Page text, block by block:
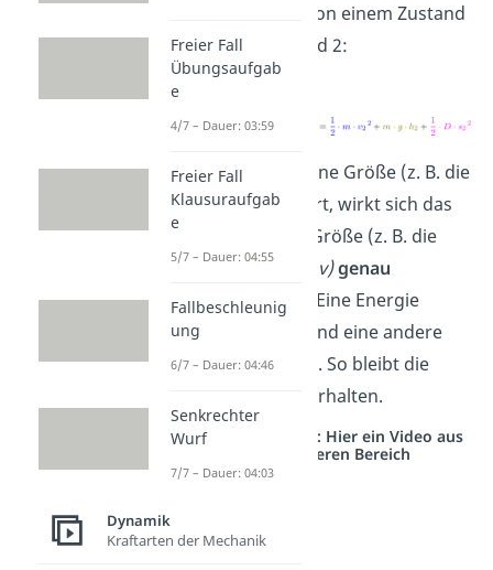
Energieformen von einem Zustand
1 in einen Zustand 2:
Wenn sich also eine Größe (z. B. die
Höheh)verändert, wirkt sich das
auf eine andere Größe (z. B. die
Geschwindigkeit
v) genau
gegenteiligaus. Eine Energie
nimmt ab, während eine andere
Energie zunimmt. So bleibt die
Gesamtenergie erhalten.
Studyflix vernetzt: Hier ein Video aus
einem anderen Bereich
Freier Fall
Übungsaufgab
e
4/7 – Dauer: 03:59
Freier Fall
Klausuraufgab
e
5/7 – Dauer: 04:55
Fallbeschleunig
ung
6/7 – Dauer: 04:46
Senkrechter
Wurf
7/7 – Dauer: 04:03
Dynamik
Kraftarten der Mechanik